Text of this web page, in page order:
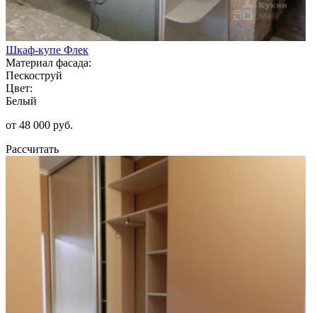
Шкаф-купе Флек
Материал фасада:
Пескоструй
Цвет:
Белый
от 48 000 руб.
Рассчитать